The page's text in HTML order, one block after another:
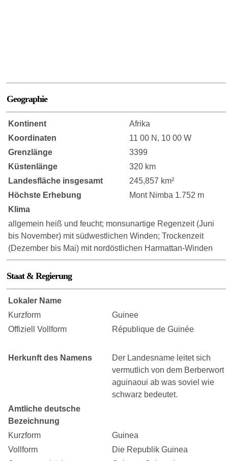
Geographie
Kontinent
Afrika
Koordinaten
11 00 N, 10 00 W
Grenzlänge
3399
Küstenlänge
320 km
Landesfläche insgesamt
245,857 km²
Höchste Erhebung
Mont Nimba 1.752 m
Klima
allgemein heiß und feucht; monsunartige Regenzeit (Juni
bis November) mit südwestlichen Winden; Trockenzeit
(Dezember bis Mai) mit nordöstlichen Harmattan-Winden
Staat & Regierung
Lokaler Name
Kurzform
Guinee
Offiziell Vollform
République de Guinée
Herkunft des Namens
Der Landesname leitet sich
vermutlich von dem Berberwort
aguinaoui ab was soviel wie
schwarz bedeutet.
Amtliche deutsche
Bezeichnung
Kurzform
Guinea
Vollform
Die Republik Guinea